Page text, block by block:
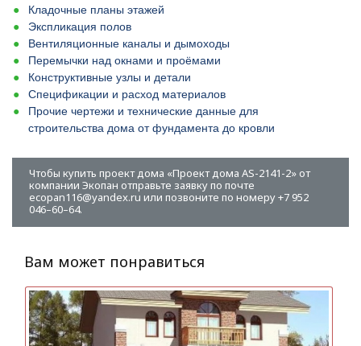
Кладочные планы этажей
Экспликация полов
Вентиляционные каналы и дымоходы
Перемычки над окнами и проёмами
Конструктивные узлы и детали
Спецификации и расход материалов
Прочие чертежи и технические данные для
строительства дома от фундамента до кровли
Чтобы купить проект дома «Проект дома AS-2141-2» от
компании Экопан отправьте заявку по почте
ecopan116@yandex.ru или позвоните по номеру +7 952
046–60–64.
Вам может понравиться